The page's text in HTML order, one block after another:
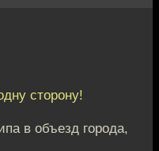
сторону!
в объезд города,